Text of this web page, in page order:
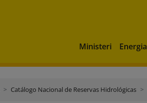
Ministeri Energia
Catálogo Nacional de Reservas Hidrológicas